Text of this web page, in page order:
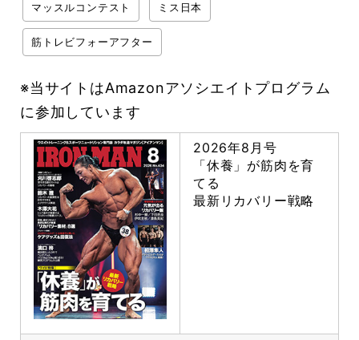
マッスルコンテスト ミス日本
筋トレビフォーアフター
※当サイトはAmazonアソシエイトプログラム
に参加しています
2026年8月号
「休養」が筋肉を育
てる
最新リカバリー戦略